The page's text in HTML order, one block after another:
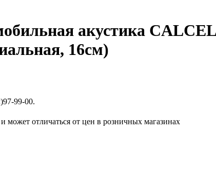
акустика
16см)
99-00.
может отличаться от цен в розничных магазинах